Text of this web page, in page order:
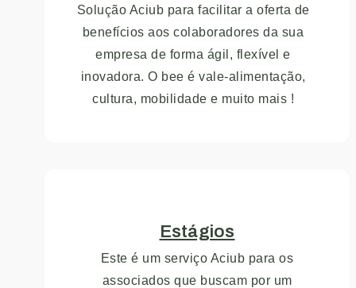
Solução Aciub para facilitar a oferta de
benefícios aos colaboradores da sua
empresa de forma ágil, flexível e
inovadora. O bee é vale-alimentação,
cultura, mobilidade e muito mais !
Estágios
Este é um serviço Aciub para os
associados que buscam por um